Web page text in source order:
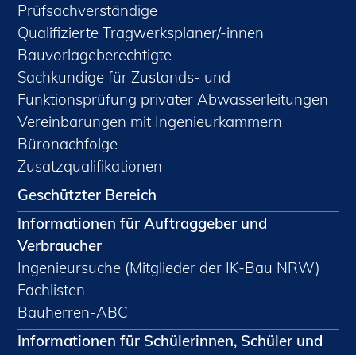
Prüfsachverständige
Qualifizierte Tragwerksplaner/-innen
Bauvorlageberechtigte
Sachkundige für Zustands- und
Funktionsprüfung privater Abwasserleitungen
Vereinbarungen mit Ingenieurkammern
Büronachfolge
Zusatzqualifikationen
Geschützter Bereich
Informationen für Auftraggeber und
Verbraucher
Ingenieursuche (Mitglieder der IK-Bau NRW)
Fachlisten
Bauherren-ABC
Informationen für Schülerinnen, Schüler und